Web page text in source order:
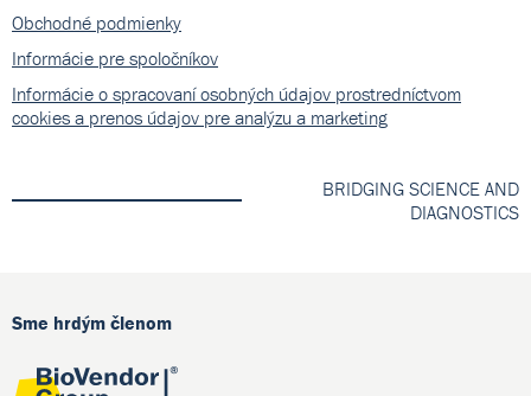
Obchodné podmienky
Informácie pre spoločníkov
Informácie o spracovaní osobných údajov prostredníctvom
cookies a prenos údajov pre analýzu a marketing
BRIDGING SCIENCE AND
DIAGNOSTICS
Sme hrdým členom